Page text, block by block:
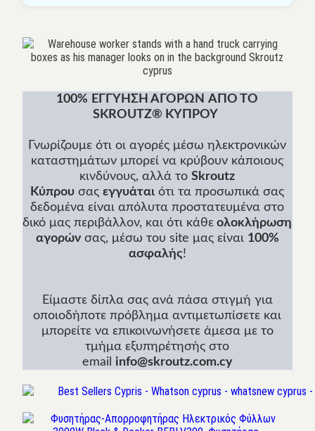
α
ό
η
ν
ο
μ
100% ΕΓΓΥΗΣΗ ΑΓΟΡΩΝ ΑΠΟ ΤΟ
SKROUTZ® ΚΥΠΡΟΥ
Γνωρίζουμε ότι οι αγορές μέσω ηλεκτρονικών
καταστημάτων μπορεί να κρύβουν κάποιους
κινδύνους, αλλά τοSkroutz
Κύπρου σαςεγγυάται ότι τα προσωπικά σας
δεδομένα είναι απόλυτα προστατευμένα στο
δικό μας περιβάλλον, και ότι κάθε ολοκλήρωση
αγορώνσας, μέσω του site μας είναι 100%
ασφαλής!
Είμαστε δίπλα σας ανά πάσα στιγμή για
οποιοδήποτε πρόβλημα αντιμετωπίσετε και
μπορείτε να επικοινωνήσετε άμεσα με το
τμήμα εξυπηρέτησής στο
email info@skroutz.com.cy